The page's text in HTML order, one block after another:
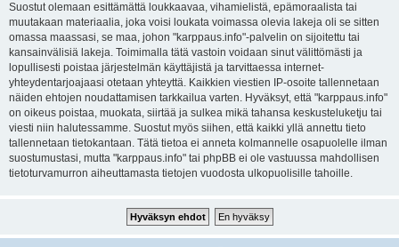
Suostut olemaan esittämättä loukkaavaa, vihamielistä, epämoraalista tai
muutakaan materiaalia, joka voisi loukata voimassa olevia lakeja oli se sitten
omassa maassasi, se maa, johon "karppaus.info"-palvelin on sijoitettu tai
kansainvälisiä lakeja. Toimimalla tätä vastoin voidaan sinut välittömästi ja
lopullisesti poistaa järjestelmän käyttäjistä ja tarvittaessa internet-
yhteydentarjoajaasi otetaan yhteyttä. Kaikkien viestien IP-osoite tallennetaan
näiden ehtojen noudattamisen tarkkailua varten. Hyväksyt, että "karppaus.info"
on oikeus poistaa, muokata, siirtää ja sulkea mikä tahansa keskusteluketju tai
viesti niin halutessamme. Suostut myös siihen, että kaikki yllä annettu tieto
tallennetaan tietokantaan. Tätä tietoa ei anneta kolmannelle osapuolelle ilman
suostumustasi, mutta "karppaus.info" tai phpBB ei ole vastuussa mahdollisen
tietoturvamurron aiheuttamasta tietojen vuodosta ulkopuolisille tahoille.